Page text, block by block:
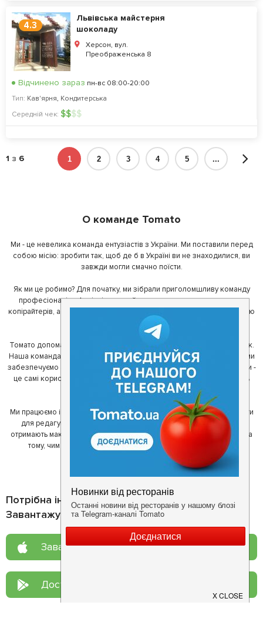
4.3
Львівська майстерня
шоколаду
Херсон, вул.
Преображенська 8
Відчинено зараз пн-вс 08:00-20:00
Тип: Кав'ярня, Кондитерська
Середній чек: $$$$
1 з 6 1 2 3 4 5 ...
О команде Tomato
Ми - це невелика команда ентузіастів з України. Ми поставили перед
собою місію: зробити так, щоб де б в Україні ви не знаходилися, ви
завжди могли смачно поїсти.
Як ми це робимо? Для початку, ми зібрали приголомшливу команду
професіоналів - фахівців з дизайну, програмування, маркетингу,
копірайтерів, а за сумісництвом - любителів гарної їжі. З їх допомогою
ми створили Томато.
Томато допомагає своїм користувачам знайти цікаві місця неподалік.
Наша команда регулярно зв'язується з ресторанами - таким чином ми
забезпечуємо актуальність інформації. Друга частина нашої команди -
це самі користувачі, які діляться своїми враженнями і допомагають
один одному у виборі кращих місць.
Ми працюємо і з ресторанами. Для них ми надаємо зручні інструменти
для редагування інформації про себе - в результаті відвідувачі
отримають максимум інформації, а ресторан зможе зосередитися на
тому, чим він любить займатися більше всього - смачній їжі.
Потрібна інформація про заклад?
Завантажуйте додаток!
Завантажте у App Store
Доступно у